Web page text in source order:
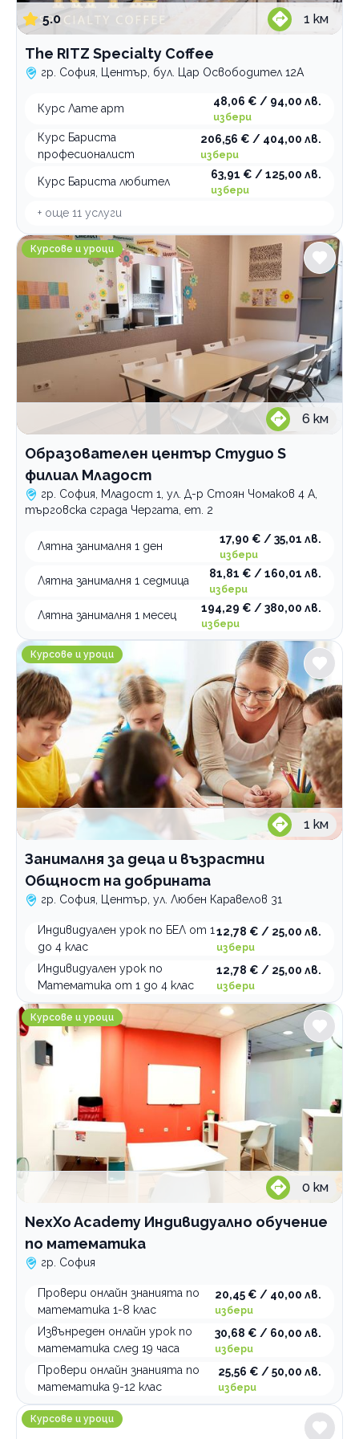
5.0 1 км
The RITZ Specialty Coffee
гр. София, Център, бул. Цар Освободител 12А
Курс Лате арт
48,06 € / 94,00 лв.
избери
Курс Бариста
професионалист
206,56 € / 404,00 лв.
избери
Курс Бариста любител
63,91 € / 125,00 лв.
избери
+ още 11 услуги
Образователен център Студио S филиал Младост
Курсове и уроци
6 км
Образователен център Студио S
филиал Младост
гр. София, Младост 1, ул. Д-р Стоян Чомаков 4 А,
търговска сграда Чергата, ет. 2
Лятна занималня 1 ден
17,90 € / 35,01 лв.
избери
Лятна занималня 1 седмица
81,81 € / 160,01 лв.
избери
Лятна занималня 1 месец
194,29 € / 380,00 лв.
избери
Занималня за деца и възрастни Общност на
Курсове и уроци
1 км
Занималня за деца и възрастни
Общност на добрината
гр. София, Център, ул. Любен Каравелов 31
Индивидуален урок по БЕЛ от 1
до 4 клас
12,78 € / 25,00 лв.
избери
Индивидуален урок по
Математика от 1 до 4 клас
12,78 € / 25,00 лв.
избери
NexXo Academy Индивидуално обучение по
Курсове и уроци
0 км
NexXo Academy Индивидуално обучение
по математика
гр. София
Провери онлайн знанията по
математика 1-8 клас
20,45 € / 40,00 лв.
избери
Извънреден онлайн урок по
математика след 19 часа
30,68 € / 60,00 лв.
избери
Провери онлайн знанията по
математика 9-12 клас
25,56 € / 50,00 лв.
избери
Учебен център Протагор
Курсове и уроци
индивидуален
в група
индивидуален
Уроци по рисуване
в група
индивидуален
Уроци по руски език
в група
индивидуален
Уроци по турски език
в група
Уроци по физика
индивидуален
Уроци по френски език
в група
индивидуален
Уроци по химия
в група
Семинари и обучения
Образователни центрове
По домовете